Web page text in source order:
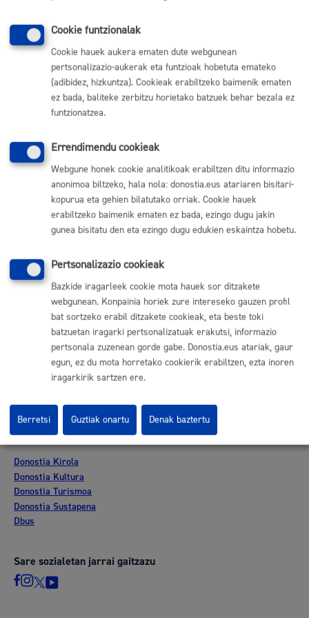
BERTARATUZ
MAKINAZ
Komunika zaitez Donostiako Udalarekin
(doan Donostiatik)
(+34) 943 481 000
Webeko akatsen berri eman
Esteka erabilgarriak
Lan eskaintza
Kontratatzailaren profila
Egoitza elektronikoa
Mapak - GeoDonostia
Prentsa aretoa
Beste webgune korporatibo batzuk
Donostia Kirola
Donostia Kultura
Donostia Turismoa
Donostia Sustapena
Dbus
Sare sozialetan jarrai gaitzazu
Cookie funtzionalak
Cookie hauek aukera ematen dute webgunean
pertsonalizazio-aukerak eta funtzioak hobetuta emateko
(adibidez, hizkuntza). Cookieak erabiltzeko baimenik ematen
ez bada, baliteke zerbitzu horietako batzuek behar bezala ez
funtzionatzea.
Errendimendu cookieak
Webgune honek cookie analitikoak erabiltzen ditu informazio
anonimoa biltzeko, hala nola: donostia.eus atariaren bisitari-
kopurua eta gehien bilatutako orriak. Cookie hauek
erabiltzeko baimenik ematen ez bada, ezingo dugu jakin
gunea bisitatu den eta ezingo dugu edukien eskaintza hobetu.
Pertsonalizazio cookieak
Bazkide iragarleek cookie mota hauek sor ditzakete
webgunean. Konpainia horiek zure intereseko gauzen profil
bat sortzeko erabil ditzakete cookieak, eta beste toki
batzuetan iragarki pertsonalizatuak erakutsi, informazio
pertsonala zuzenean gorde gabe. Donostia.eus atariak, gaur
egun, ez du mota horretako cookierik erabiltzen, ezta inoren
iragarkirik sartzen ere.
Denak baztertu
Berretsi Guztiak onartu